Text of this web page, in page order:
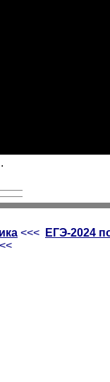
.
<<<
ЕГЭ-2024